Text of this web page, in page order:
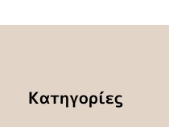
Κατηγορίες